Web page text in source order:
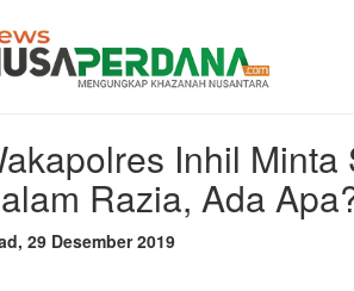
Inhil
Razia, Ada
29 Desember 2019